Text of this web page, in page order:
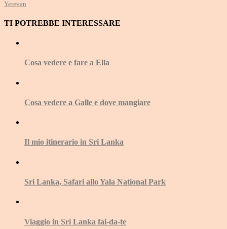
Yerevan
TI POTREBBE INTERESSARE
Cosa vedere e fare a Ella
Cosa vedere a Galle e dove mangiare
Il mio itinerario in Sri Lanka
Sri Lanka, Safari allo Yala National Park
Viaggio in Sri Lanka fai-da-te